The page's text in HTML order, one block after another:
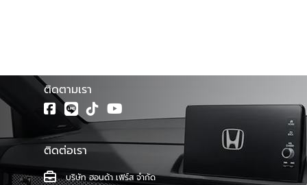
ติดตามเรา
ติดต่อเรา
บริษัท ฮอนด้า เฟิร์ส จำกัด